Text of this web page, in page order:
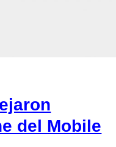
del Mobile